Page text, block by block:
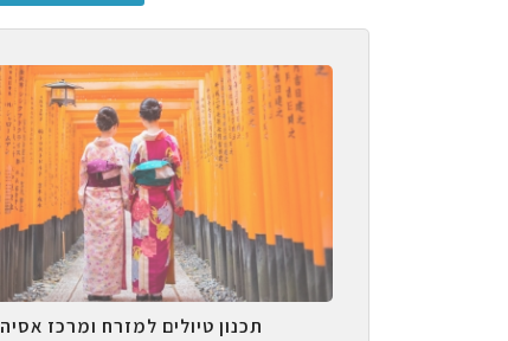
תכנון טיולים למזרח ומרכז אסיה